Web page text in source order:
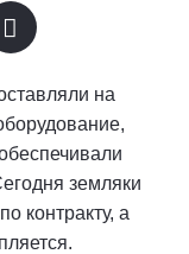
на
земляки
контракту, а